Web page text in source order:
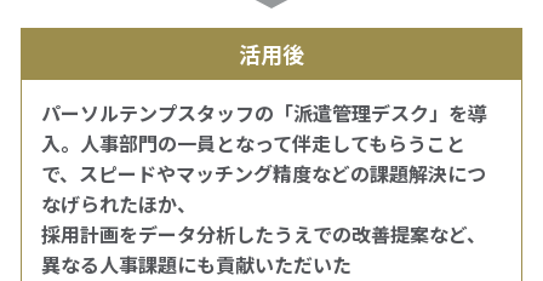
サービス事例集や、業務に役立つ資料を
ご用意しています
資料ダウンロード
仕事をお探しの方 会社案内
活用後
パーソルテンプスタッフの「派遣管理デスク」を導
入。人事部門の一員となって伴走してもらうこと
で、スピードやマッチング精度などの課題解決につ
なげられたほか、
採用計画をデータ分析したうえでの改善提案など、
異なる人事課題にも貢献いただいた